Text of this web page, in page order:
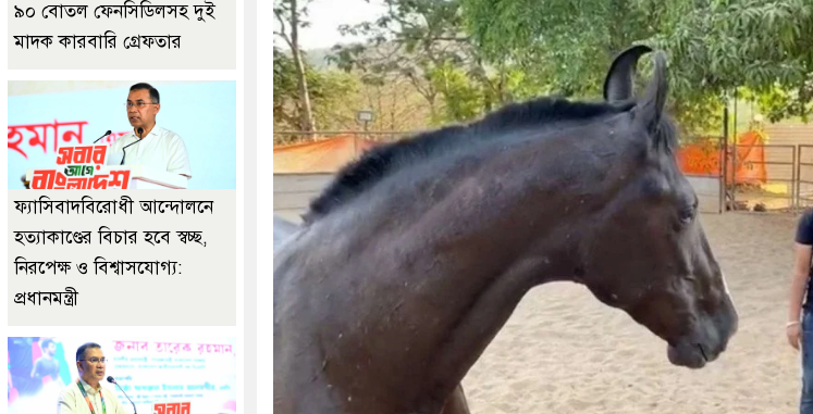
৯০ বোতল ফেনসিডিলসহ দুই
মাদক কারবারি গ্রেফতার
ফ্যাসিবাদবিরোধী আন্দোলনে
হত্যাকাণ্ডের বিচার হবে স্বচ্ছ,
নিরপেক্ষ ও বিশ্বাসযোগ্য:
প্রধানমন্ত্রী